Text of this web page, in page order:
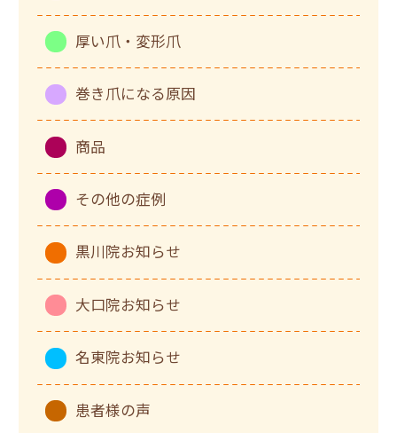
厚い爪・変形爪
巻き爪になる原因
商品
その他の症例
黒川院お知らせ
大口院お知らせ
名東院お知らせ
患者様の声